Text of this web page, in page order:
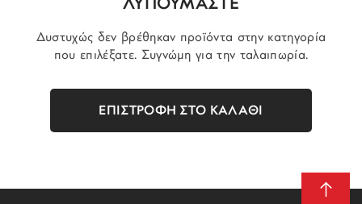
ΛΥΠΟΥΜΑΣΤΕ
Δυστυχώς δεν βρέθηκαν προϊόντα στην κατηγορία
που επιλέξατε. Συγνώμη για την ταλαιπωρία.
ΕΠΙΣΤΡΟΦΗ ΣΤΟ ΚΑΛΑΘΙ